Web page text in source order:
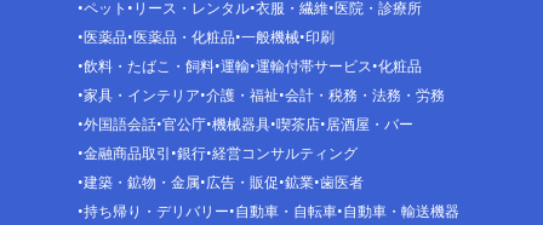
ペット リース・レンタル 衣服・繊維 医院・診療所
医薬品 医薬品・化粧品 一般機械 印刷
飲料・たばこ・飼料 運輸 運輸付帯サービス 化粧品
家具・インテリア 介護・福祉 会計・税務・法務・労務
外国語会話 官公庁 機械器具 喫茶店 居酒屋・バー
金融商品取引 銀行 経営コンサルティング
建築・鉱物・金属 広告・販促 鉱業 歯医者
持ち帰り・デリバリー 自動車・自転車 自動車・輸送機器